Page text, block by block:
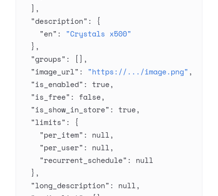
  ],
  "description"
: {
    "en"
: "Crystals x500"
  },
  "groups"
: [],
  "image_url"
: "https://.../image.png" ,
  "is_enabled"
: true,
  "is_free"
: false,
  "is_show_in_store"
: true,
  "limits"
: {
    "per_item"
: null,
    "per_user"
: null,
    "recurrent_schedule"
: null
  },
  "long_description"
: null,